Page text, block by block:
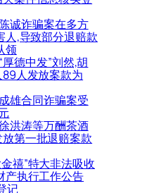
诚诈骗案在多方
人,导致部分退赔款
领
德中发”刘然,胡
人发放案款为
雄合同诈骗案受
洪涛等万酬茶酒
第一批退赔案款
禧”特大非法吸收
产执行工作公告
记